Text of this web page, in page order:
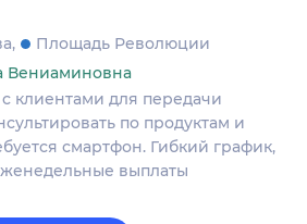
Площадь Революции
Вениаминовна
клиентами для передачи
по продуктам и
смартфон. Гибкий график,
выплаты